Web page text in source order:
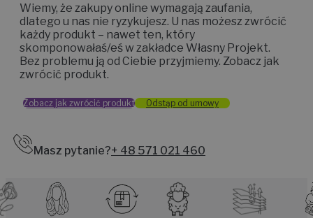
Wiemy, że zakupy online wymagają zaufania,
dlatego u nas nie ryzykujesz. U nas możesz zwrócić
każdy produkt – nawet ten, który
skomponowałaś/eś w zakładce Własny Projekt.
Bez problemu ją od Ciebie przyjmiemy. Zobacz jak
zwrócić produkt.
Zobacz jak zwrócić produkt Odstąp od umowy
Masz pytanie?+ 48 571 021 460